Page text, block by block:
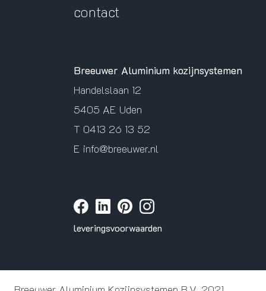
contact
Breeuwer Aluminium kozijnsystemen
Handelslaan 12
5405 AE Uden
T 0413 26 13 52
E info@breeuwer.nl
leveringsvoorwaarden